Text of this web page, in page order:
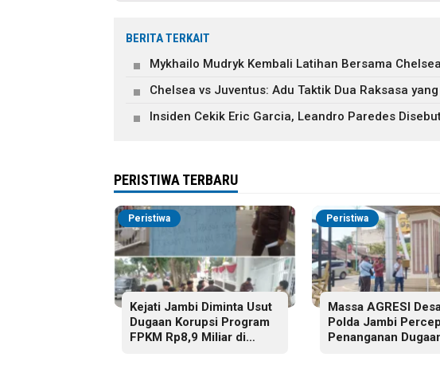
BERITA TERKAIT
Mykhailo Mudryk Kembali Latihan Bersama
Chelsea vs Juventus: Adu Taktik Dua Raksasa
Insiden Cekik Eric Garcia, Leandro Paredes
PERISTIWA TERBARU
Peristiwa
Kejati Jambi Diminta Usut
Dugaan Korupsi Program
FPKM Rp8,9 Miliar di
Peristiwa
Massa AGRESI
Polda Jambi
Penanganan